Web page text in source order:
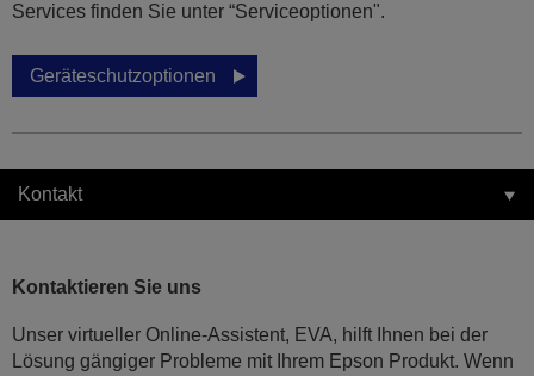
Services finden Sie unter “Serviceoptionen".
Geräteschutzoptionen
Kontakt
Kontaktieren Sie uns
Unser virtueller Online-Assistent, EVA, hilft Ihnen bei der
Lösung gängiger Probleme mit Ihrem Epson Produkt. Wenn